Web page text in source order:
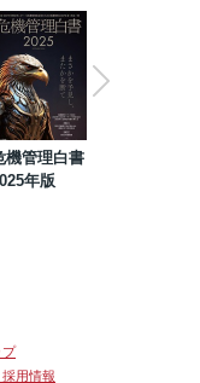
機管理白書
年版
プ
用情報